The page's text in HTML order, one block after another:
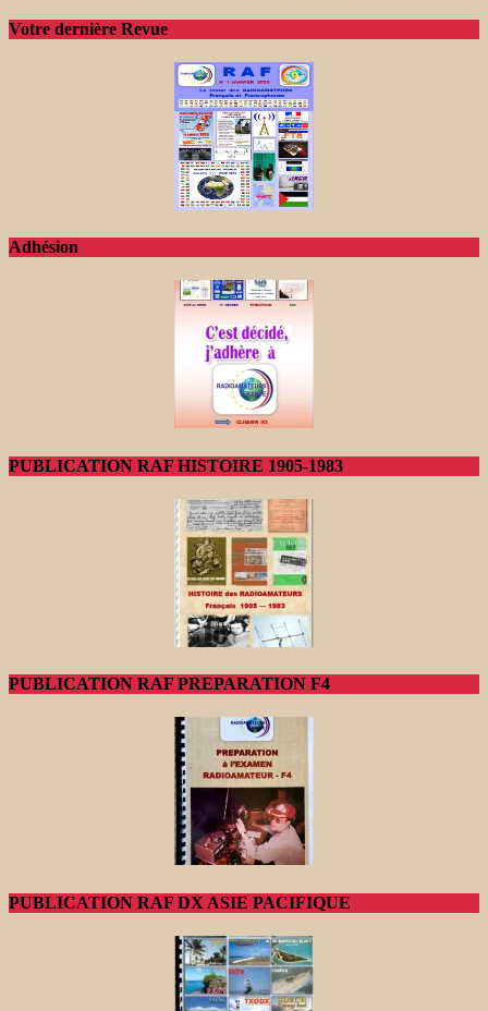
Votre dernière Revue
Adhésion
PUBLICATION RAF HISTOIRE 1905-1983
PUBLICATION RAF PREPARATION F4
PUBLICATION RAF DX ASIE PACIFIQUE